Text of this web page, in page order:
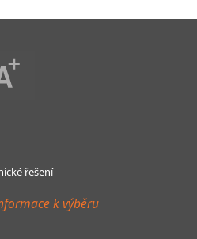
řešení
k výběru